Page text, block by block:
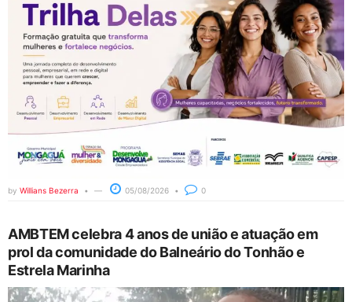
by Willians Bezerra 05/08/2026 0
AMBTEM celebra 4 anos de união e atuação em
prol da comunidade do Balneário do Tonhão e
Estrela Marinha